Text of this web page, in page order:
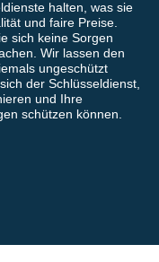
halten, was sie
und faire Preise.
sich keine Sorgen
Wir lassen den
ungeschützt
der Schlüsseldienst,
und Ihre
schützen können.